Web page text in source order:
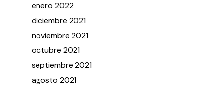
enero2022
diciembre2021
noviembre2021
octubre2021
septiembre2021
agosto2021